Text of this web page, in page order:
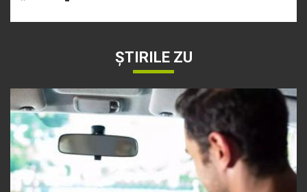
ȘTIRILE ZU